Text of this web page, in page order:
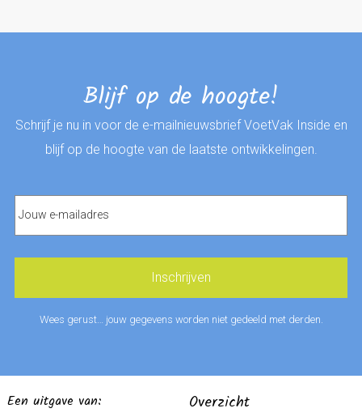
Blijf op de hoogte!
Schrijf je nu in voor de e-mailnieuwsbrief VoetVak Inside en
blijf op de hoogte van de laatste ontwikkelingen.
Wees gerust… jouw gegevens worden niet gedeeld met derden.
Een uitgave van: Overzicht